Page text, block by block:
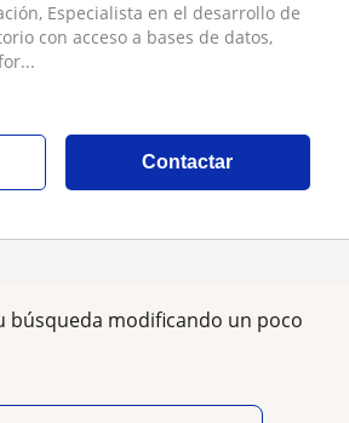
Especialista en el desarrollo de
con acceso a bases de datos,
Contactar
búsqueda modificando un poco